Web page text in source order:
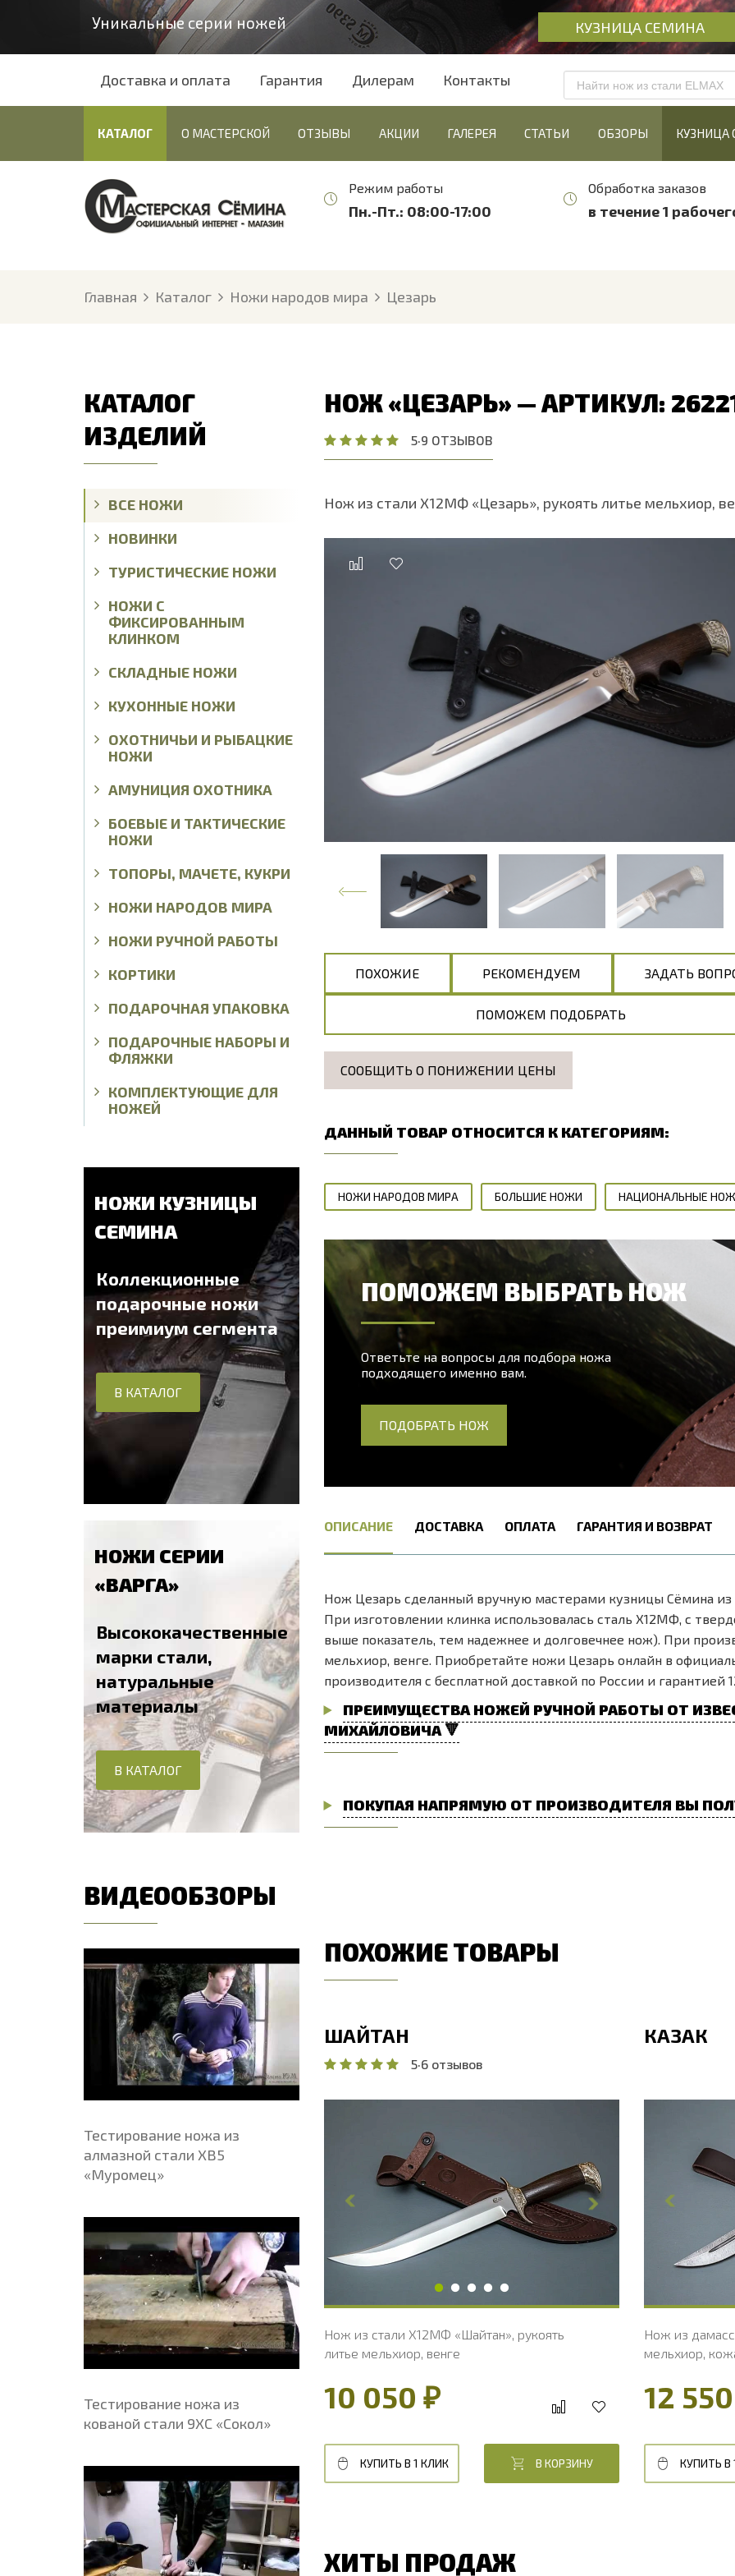
Уникальные серии ножей КУЗНИЦА СЕМИНА
Доставка и оплата Гарантия Дилерам Контакты
КАТАЛОГ О МАСТЕРСКОЙ ОТЗЫВЫ АКЦИИ ГАЛЕРЕЯ СТАТЬИ ОБЗОРЫ КУЗНИЦА
Режим работы
Пн.-Пт.: 08:00-17:00
Обработка заказов
в течение 1
Главная Каталог Ножи народов мира Цезарь
НОЖ «ЦЕЗАРЬ» — АРТИКУЛ:
5·9 ОТЗЫВОВ
Нож из стали Х12МФ «Цезарь», рукоять литье мельхиор,
ПОХОЖИЕ РЕКОМЕНДУЕМ ЗАДАТЬ
ПОМОЖЕМ ПОДОБРАТЬ
СООБЩИТЬ О ПОНИЖЕНИИ ЦЕНЫ
ДАННЫЙ ТОВАР ОТНОСИТСЯ К КАТЕГОРИЯМ:
НОЖИ НАРОДОВ МИРА БОЛЬШИЕ НОЖИ НАЦИОНАЛЬНЫЕ
ПОМОЖЕМ ВЫБРАТЬ НОЖ
Ответьте на вопросы для подбора ножа
подходящего именно вам.
ПОДОБРАТЬ НОЖ
ОПИСАНИЕ ДОСТАВКА ОПЛАТА ГАРАНТИЯ И ВОЗВРАТ
Нож Цезарь сделанный вручную мастерами кузницы Сёмина
При изготовлении клинка использовалась сталь Х12МФ, с
выше показатель, тем надежнее и долговечнее нож). При
мельхиор, венге. Приобретайте ножи Цезарь онлайн в
производителя с бесплатной доставкой по России и гарантией
ПРЕИМУЩЕСТВА НОЖЕЙ РУЧНОЙ РАБОТЫ ОТ
МИХАЙЛОВИЧА 🔻
ПОКУПАЯ НАПРЯМУЮ ОТ ПРОИЗВОДИТЕЛЯ ВЫ
ПОХОЖИЕ ТОВАРЫ
9 отзывов
Общая длина, мм
370.9
Длина клинка, мм
Ширина клинка, мм
Толщина рукояти, мм
26.7
Твердость клинка, HRC
60 - 62 HRC
Нож из стали Х12МФ «Цезарь», рукоять
литье мельхиор, венге
10 050 ₽
КУПИТЬ В 1 КЛИК В КОРЗИНУ
ШАЙТАН
5·6 отзывов
Общая длина, мм
Длина клинка, мм
248
Ширина клинка, мм
34.9
Толщина обуха, мм
5
Ширина рукояти, мм
34.5
Длина рукояти, мм
134.8
Толщина рукояти, мм
26.5
Твердость клинка, HRC
Нож из стали Х12МФ «Шайтан», рукоять
литье мельхиор, венге
10 050 ₽
КУПИТЬ В 1 КЛИК В КОРЗИНУ
КАЗАК
Общая
Длина
Ширина
Длина
Толщина
Нож из
мельхиор,
12
КУПИТЬ В
ХИТЫ ПРОДАЖ
КАТАЛОГ
ИЗДЕЛИЙ
ВСЕ НОЖИ
НОВИНКИ
ТУРИСТИЧЕСКИЕ НОЖИ
НОЖИ С
ФИКСИРОВАННЫМ
КЛИНКОМ
СКЛАДНЫЕ НОЖИ
КУХОННЫЕ НОЖИ
ОХОТНИЧЬИ И РЫБАЦКИЕ
НОЖИ
АМУНИЦИЯ ОХОТНИКА
БОЕВЫЕ И ТАКТИЧЕСКИЕ
НОЖИ
ТОПОРЫ, МАЧЕТЕ, КУКРИ
НОЖИ НАРОДОВ МИРА
НОЖИ РУЧНОЙ РАБОТЫ
КОРТИКИ
ПОДАРОЧНАЯ УПАКОВКА
ПОДАРОЧНЫЕ НАБОРЫ И
ФЛЯЖКИ
КОМПЛЕКТУЮЩИЕ ДЛЯ
НОЖЕЙ
НОЖИ КУЗНИЦЫ
СЕМИНА
Коллекционные
подарочные ножи
преимиум сегмента
В КАТАЛОГ
НОЖИ СЕРИИ
«ВАРГА»
Высококачественные
марки стали,
натуральные
материалы
В КАТАЛОГ
ВИДЕООБЗОРЫ
Тестирование ножа из
алмазной стали ХВ5
«Муромец»
Тестирование ножа из
кованой стали 9ХС «Сокол»